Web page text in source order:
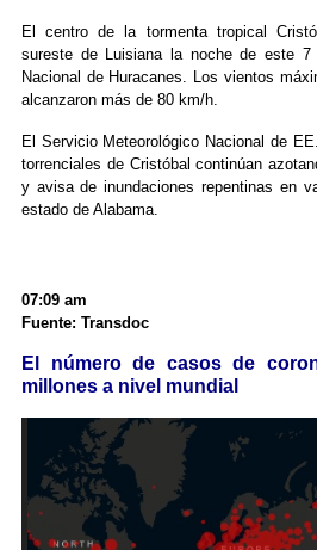
El centro de la tormenta tropical
sureste de Luisiana la noche de este
Nacional de Huracanes. Los vientos
alcanzaron más de 80 km/h.
El Servicio Meteorológico Nacional de
torrenciales de Cristóbal continúan
y avisa de inundaciones repentinas en
estado de Alabama.
07:09 am
Fuente: Transdoc
El número de casos de
millones a nivel mundial